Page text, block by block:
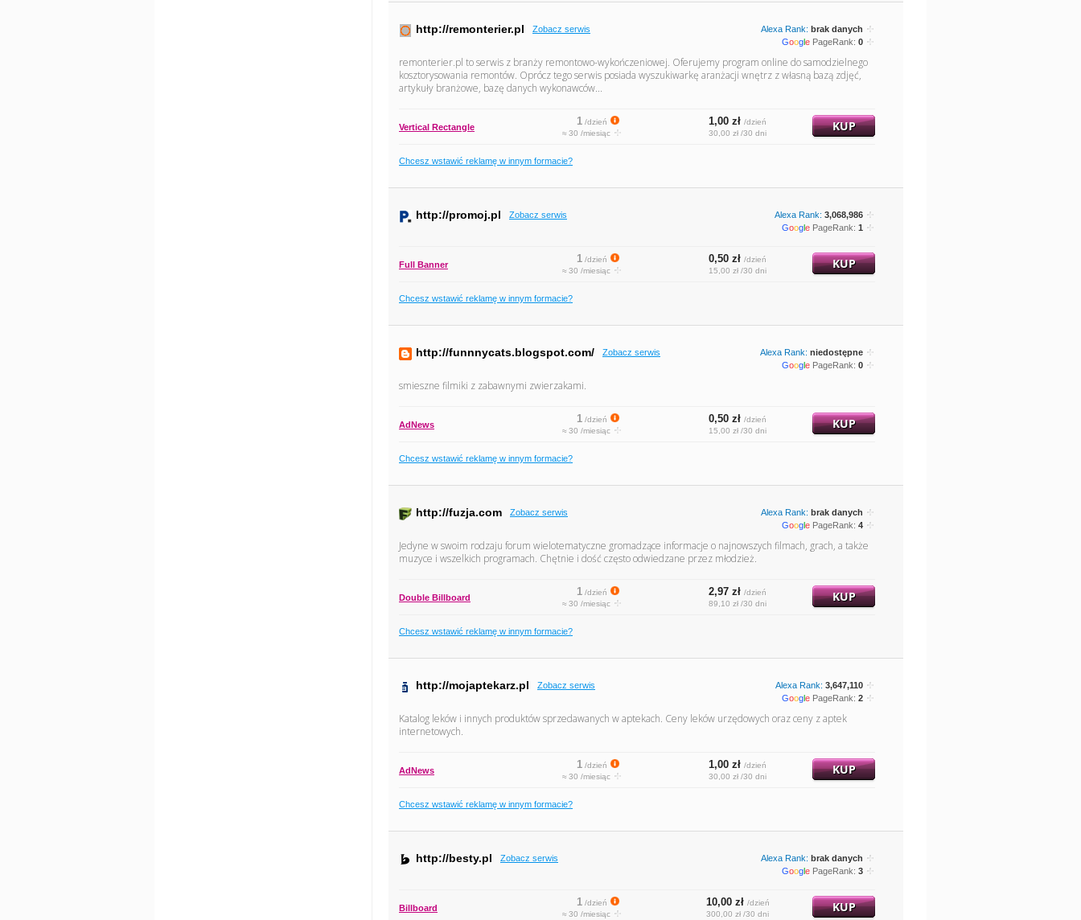
http://remonterier.pl Zobacz serwis Alexa Rank: brak danych
Google PageRank: 0
remonterier.pl to serwis z branży remontowo-wykończeniowej. Oferujemy program online do samodzielnego
kosztorysowania remontów. Oprócz tego serwis posiada wyszukiwarkę aranżacji wnętrz z własną bazą zdjęć,
artykuły branżowe, bazę danych wykonawców...
Vertical Rectangle 1 /dzień
≈ 30 /miesiąc
1,00 zł /dzień
30,00 zł /30 dni
KUP
Chcesz wstawić reklamę w innym formacie?
http://promoj.pl Zobacz serwis Alexa Rank: 3,068,986
Google PageRank: 1
Full Banner 1 /dzień
≈ 30 /miesiąc
0,50 zł /dzień
15,00 zł /30 dni
KUP
Chcesz wstawić reklamę w innym formacie?
http://funnnycats.blogspot.com/ Zobacz serwis Alexa Rank: niedostępne
Google PageRank: 0
smieszne filmiki z zabawnymi zwierzakami.
AdNews 1 /dzień
≈ 30 /miesiąc
0,50 zł /dzień
15,00 zł /30 dni
KUP
Chcesz wstawić reklamę w innym formacie?
http://fuzja.com Zobacz serwis Alexa Rank: brak danych
Google PageRank: 4
Jedyne w swoim rodzaju forum wielotematyczne gromadzące informacje o najnowszych filmach, grach, a także
muzyce i wszelkich programach. Chętnie i dość często odwiedzane przez młodzież.
Double Billboard 1 /dzień
≈ 30 /miesiąc
2,97 zł /dzień
89,10 zł /30 dni
KUP
Chcesz wstawić reklamę w innym formacie?
http://mojaptekarz.pl Zobacz serwis Alexa Rank: 3,647,110
Google PageRank: 2
Katalog leków i innych produktów sprzedawanych w aptekach. Ceny leków urzędowych oraz ceny z aptek
internetowych.
AdNews 1 /dzień
≈ 30 /miesiąc
1,00 zł /dzień
30,00 zł /30 dni
KUP
Chcesz wstawić reklamę w innym formacie?
http://besty.pl Zobacz serwis Alexa Rank: brak danych
Google PageRank: 3
Billboard 1 /dzień
≈ 30 /miesiąc
10,00 zł /dzień
300,00 zł /30 dni
KUP